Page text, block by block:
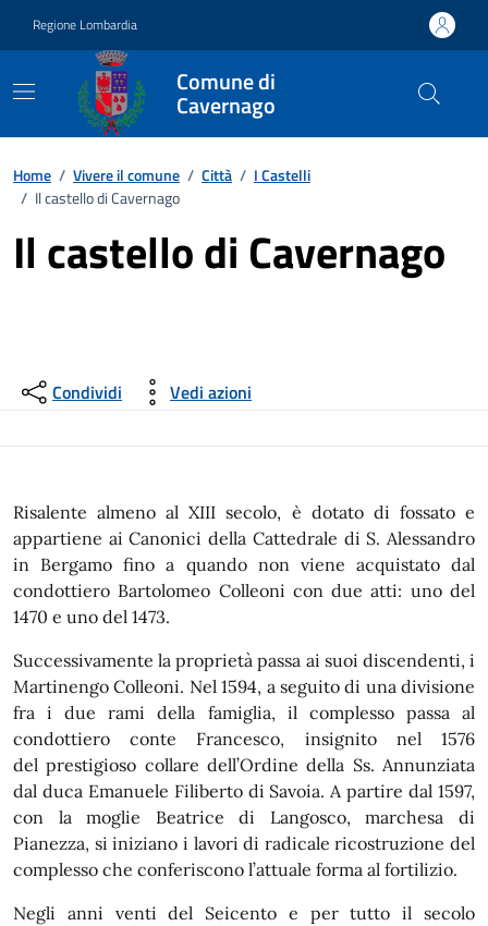
Regione Lombardia
Comune di
Cavernago
Home / Vivere il comune / Città / I Castelli
/ Il castello di Cavernago
Il castello di Cavernago
Condividi Vedi azioni
Risalente almeno al XIII secolo, è dotato di fossato e
appartiene ai Canonici della Cattedrale di S. Alessandro
in Bergamo fino a quando non viene acquistato dal
condottiero Bartolomeo Colleoni con due atti: uno del
1470 e uno del 1473.
Successivamente la proprietà passa ai suoi discendenti, i
Martinengo Colleoni. Nel 1594, a seguito di una divisione
fra i due rami della famiglia, il complesso passa al
condottiero conte Francesco, insignito nel 1576
del prestigioso collare dell’Ordine della Ss. Annunziata
dal duca Emanuele Filiberto di Savoia. A partire dal 1597,
con la moglie Beatrice di Langosco, marchesa di
Pianezza, si iniziano i lavori di radicale ricostruzione del
complesso che conferiscono l’attuale forma al fortilizio.
Negli anni venti del Seicento e per tutto il secolo